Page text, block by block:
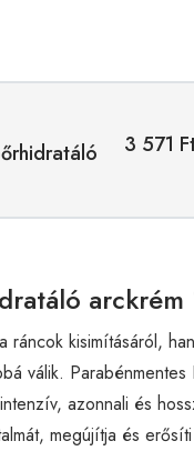
3 571
kisimításáról,
válik.
azonnali és
megújítja és